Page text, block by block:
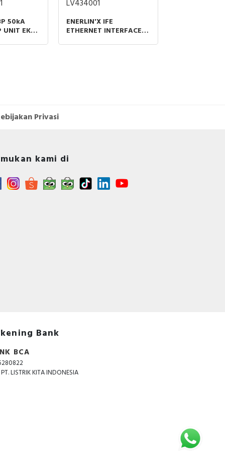
ini
50kA
UNIT EK-1
LV434001
ENERLIN'X IFE
ETHERNET INTERFACE
Privasi
kami di
Bank
BCA
LISTRIK KITA INDONESIA